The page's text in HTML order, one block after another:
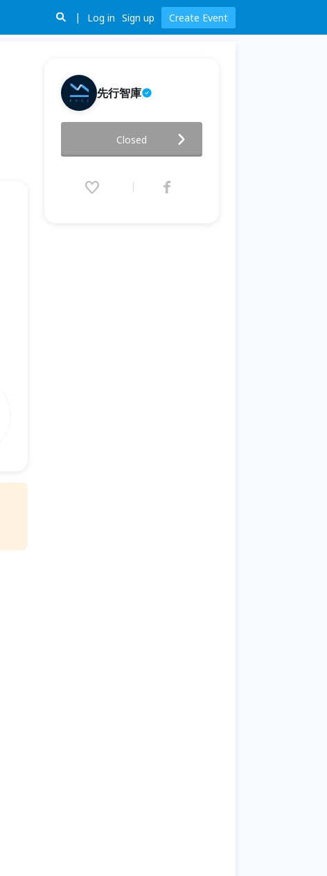
Log in Sign up Create Event
先行智庫
人資管理分析師︱第27期
2022.03.26 (Sat) 09:00 - 12:00
Closed